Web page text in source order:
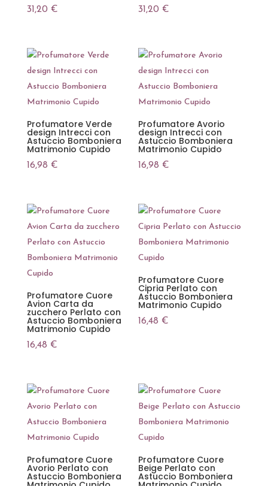
31,20 € 31,20€
Profumatore Verde
design Intrecci con
Astuccio Bomboniera
Matrimonio Cupido
16,98 €
Profumatore Avorio
design Intrecci con
Astuccio Bomboniera
Matrimonio Cupido
16,98€
Profumatore Cuore
Avion Carta da
zucchero Perlato con
Astuccio Bomboniera
Matrimonio Cupido
16,48 €
Profumatore Cuore
Cipria Perlato con
Astuccio Bomboniera
Matrimonio Cupido
16,48€
Profumatore Cuore
Avorio Perlato con
Astuccio Bomboniera
Profumatore Cuore
Beige Perlato con
Astuccio Bomboniera